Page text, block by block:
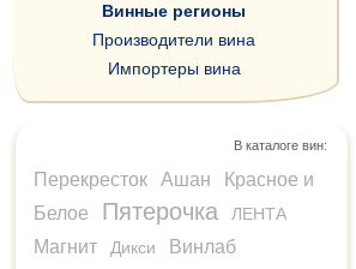
Винные регионы
Производители вина
Импортеры вина
В каталоге вин:
Перекресток Ашан
Красное и
Белое
Пятерочка ЛЕНТА
Магнит Дикси Винлаб